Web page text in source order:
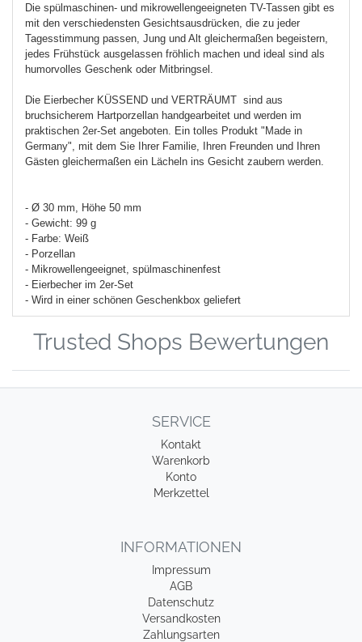
Die spülmaschinen- und mikrowellengeeigneten TV-Tassen gibt es
mit den verschiedensten Gesichtsausdrücken, die zu jeder
Tagesstimmung passen, Jung und Alt gleichermaßen begeistern,
jedes Frühstück ausgelassen fröhlich machen und ideal sind als
humorvolles Geschenk oder Mitbringsel.
Die Eierbecher KÜSSEND und VERTRÄUMT sind aus
bruchsicherem Hartporzellan handgearbeitet und werden im
praktischen 2er-Set angeboten. Ein tolles Produkt "Made in
Germany", mit dem Sie Ihrer Familie, Ihren Freunden und Ihren
Gästen gleichermaßen ein Lächeln ins Gesicht zaubern werden.
- Ø 30 mm, Höhe 50 mm
- Gewicht: 99 g
- Farbe: Weiß
- Porzellan
- Mikrowellengeeignet, spülmaschinenfest
- Eierbecher im 2er-Set
- Wird in einer schönen Geschenkbox geliefert
Trusted Shops Bewertungen
SERVICE
Kontakt
Warenkorb
Konto
Merkzettel
INFORMATIONEN
Impressum
AGB
Datenschutz
Versandkosten
Zahlungsarten